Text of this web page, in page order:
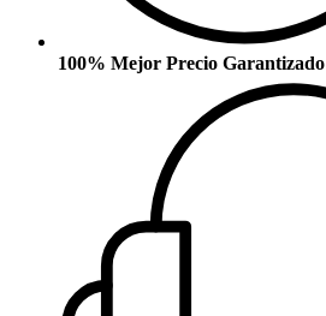
100% Mejor Precio Garantizado